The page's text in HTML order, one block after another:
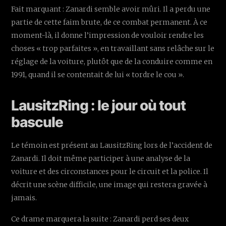
Fait marquant : Zanardi semble avoir mûri. Il a perdu une
partie de cette faim brute, de ce combat permanent. À ce
moment-là, il donne l’impression de vouloir rendre les
choses « trop parfaites », en travaillant sans relâche sur le
réglage de la voiture, plutôt que de la conduire comme en
1991, quand il se contentait de lui « tordre le cou ».
LausitzRing : le jour où tout
bascule
Le témoin est présent au LausitzRing lors de l’accident de
Zanardi. Il doit même participer à une analyse de la
voiture et des circonstances pour le circuit et la police. Il
décrit une scène difficile, une image qui restera gravée à
jamais.
Ce drame marquera la suite : Zanardi perd ses deux